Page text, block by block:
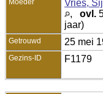
Moeder Vries,
, ovl.
jaar)
Getrouwd 25 mei
Gezins-ID F1179